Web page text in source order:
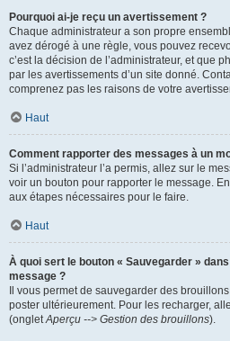
Pourquoi ai-je reçu un avertissement ?
Chaque administrateur a son propre
avez dérogé à une règle, vous pouvez
c’est la décision de l’administrateur, et que
par les avertissements d’un site donné.
comprenez pas les raisons de votre
Haut
Comment rapporter des messages à un
Si l’administrateur l’a permis, allez sur le
voir un bouton pour rapporter le message.
aux étapes nécessaires pour le faire.
Haut
À quoi sert le bouton « Sauvegarder »
message ?
Il vous permet de sauvegarder des
poster ultérieurement. Pour les recharger,
(ongletAperçu --> Gestion des brouillons).